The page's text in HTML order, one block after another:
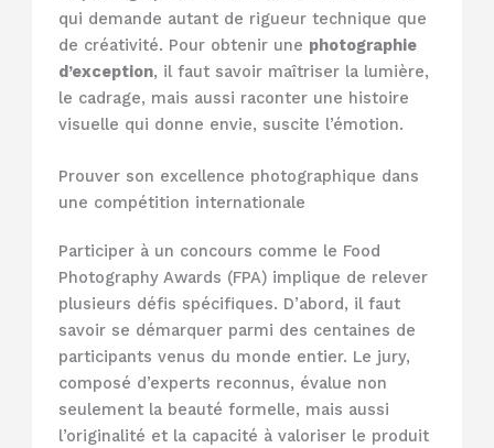
qui demande autant de rigueur technique que
de créativité. Pour obtenir une photographie
d’exception, il faut savoir maîtriser la lumière,
le cadrage, mais aussi raconter une histoire
visuelle qui donne envie, suscite l’émotion.
Prouver son excellence photographique dans
une compétition internationale
Participer à un concours comme le Food
Photography Awards (FPA) implique de relever
plusieurs défis spécifiques. D’abord, il faut
savoir se démarquer parmi des centaines de
participants venus du monde entier. Le jury,
composé d’experts reconnus, évalue non
seulement la beauté formelle, mais aussi
l’originalité et la capacité à valoriser le produit